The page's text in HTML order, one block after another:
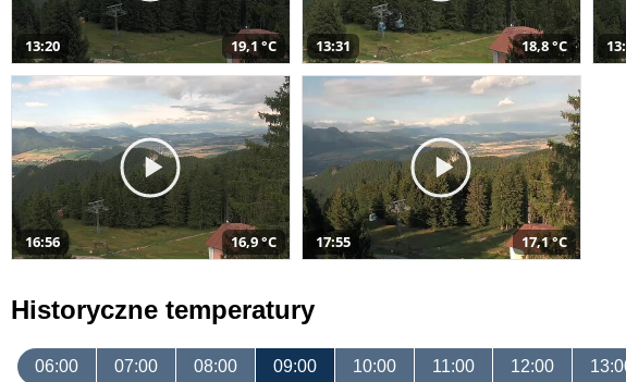
13:20 19,1 °C 13:31 18,8 °C
16:56 16,9 °C 17:55 17,1 °C
Historyczne temperatury
06:00 07:00 08:00 09:00 10:00 11:00 12:00